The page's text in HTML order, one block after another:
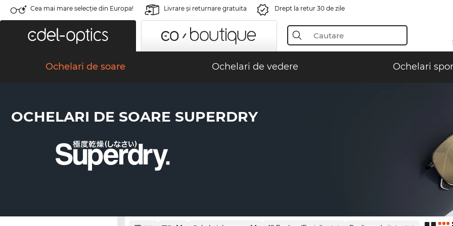
Cea mai mare selecție din Europa! Livrare şi returnare gratuita Drept la retur 30 de zile
Ochelari de soare Ochelari de vedere Ochelari
OCHELARI DE SOARE SUPERDRY